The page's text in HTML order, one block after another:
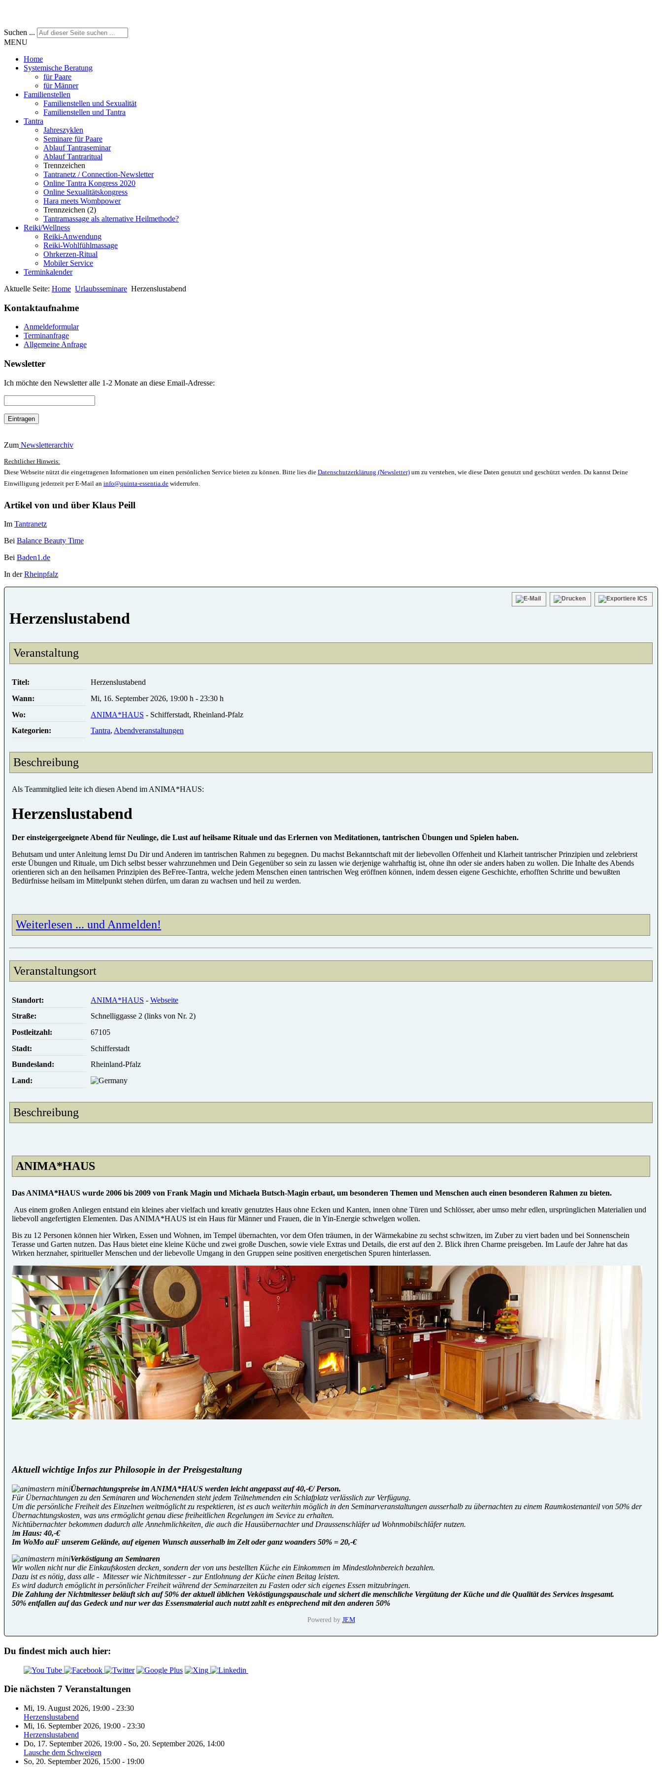
Suchen ...
MENU
Home
Systemische Beratung
für Paare
für Männer
Familienstellen
Familienstellen und Sexualität
Familienstellen und Tantra
Tantra
Jahreszyklen
Seminare für Paare
Ablauf Tantraseminar
Ablauf Tantraritual
Trennzeichen
Tantranetz / Connection-Newsletter
Online Tantra Kongress 2020
Online Sexualitätskongress
Hara meets Wombpower
Trennzeichen (2)
Tantramassage als alternative Heilmethode?
Reiki/Wellness
Reiki-Anwendung
Reiki-Wohlfühlmassage
Ohrkerzen-Ritual
Mobiler Service
Terminkalender
Aktuelle Seite: Home Urlaubsseminare Herzenslustabend
Kontaktaufnahme
Anmeldeformular
Terminanfrage
Allgemeine Anfrage
Newsletter
Ich möchte den Newsletter alle 1-2 Monate an diese Email-Adresse:
Zum Newsletterarchiv
Rechtlicher Hinweis:
Diese Webseite nützt die eingetragenen Informationen um einen persönlichen Service bieten zu können. Bitte lies die Datenschutzerklärung (Newsletter) um zu verstehen, wie diese Daten genutzt und geschützt werden. Du kannst Deine
Einwilligung jederzeit per E-Mail an info@quinta-essentia.de widerrufen.
Artikel von und über Klaus Peill
Im Tantranetz
Bei Balance Beauty Time
Bei Baden1.de
In derRheinpfalz
Herzenslustabend
Veranstaltung
Titel:
Herzenslustabend
Wann:
Mi, 16. September 2026, 19:00 h - 23:30 h
Wo:
ANIMA*HAUS - Schifferstadt, Rheinland-Pfalz
Kategorien:
Tantra, Abendveranstaltungen
Beschreibung
Als Teammitglied leite ich diesen Abend im ANIMA*HAUS:
Herzenslustabend
Der einsteigergeeignete Abend für Neulinge, die Lust auf heilsame Rituale und das Erlernen von Meditationen, tantrischen Übungen und Spielen haben.
Behutsam und unter Anleitung lernst Du Dir und Anderen im tantrischen Rahmen zu begegnen. Du machst Bekanntschaft mit der liebevollen Offenheit und Klarheit tantrischer Prinzipien und zelebrierst
erste Übungen und Rituale, um Dich selbst besser wahrzunehmen und Dein Gegenüber so sein zu lassen wie derjenige wahrhaftig ist, ohne ihn oder sie anders haben zu wollen. Die Inhalte des Abends
orientieren sich an den heilsamen Prinzipien des BeFree-Tantra, welche jedem Menschen einen tantrischen Weg eröffnen können, indem dessen eigene Geschichte, erhofften Schritte und bewußten
Bedürfnisse heilsam im Mittelpunkt stehen dürfen, um daran zu wachsen und heil zu werden.
Weiterlesen ... und Anmelden!
Veranstaltungsort
Standort: ANIMA*HAUS - Webseite
Straße:
Schnelliggasse 2 (links von Nr. 2)
Postleitzahl:
67105
Stadt:
Schifferstadt
Bundesland:
Rheinland-Pfalz
Land:
Beschreibung
ANIMA*HAUS
Das ANIMA*HAUS wurde 2006 bis 2009 von Frank Magin und Michaela Butsch-Magin erbaut, um besonderen Themen und Menschen auch einen besonderen Rahmen zu bieten.
Aus einem großen Anliegen entstand ein kleines aber vielfach und kreativ genutztes Haus ohne Ecken und Kanten, innen ohne Türen und Schlösser, aber umso mehr edlen, ursprünglichen Materialien und
liebevoll angefertigten Elementen. Das ANIMA*HAUS ist ein Haus für Männer und Frauen, die in Yin-Energie schwelgen wollen.
Bis zu 12 Personen können hier Wirken, Essen und Wohnen, im Tempel übernachten, vor dem Ofen träumen, in der Wärmekabine zu sechst schwitzen, im Zuber zu viert baden und bei Sonnenschein
Terasse und Garten nutzen. Das Haus bietet eine kleine Küche und zwei große Duschen, sowie viele Extras und Details, die erst auf den 2. Blick ihren Charme preisgeben. Im Laufe der Jahre hat das
Wirken herznaher, spiritueller Menschen und der liebevolle Umgang in den Gruppen seine positiven energetischen Spuren hinterlassen.
Aktuell wichtige Infos zur Philosopie in der Preisgestaltung
Übernachtungspreise im ANIMA*HAUS werden leicht angepasst auf 40,-€/ Person.
Für Übernachtungen zu den Seminaren und Wochenenden steht jedem Teilnehmenden ein Schlafplatz verlässlich zur Verfügung.
Um die persönliche Freiheit des Einzelnen weitmöglicht zu respektieren, ist es auch weiterhin möglich in den Seminarveranstaltungen ausserhalb zu übernachten zu einem Raumkostenanteil von 50% der
Übernachtungskosten, was uns ermöglicht genau diese freiheitlichen Regelungen im Sevice zu erhalten.
Nichtübernachter bekommen dadurch alle Annehmlichkeiten, die auch die Hausübernachter und Draussenschläfer ud Wohnmobilschläfer nutzen.
Im Haus: 40,-€
Im WoMo auF unserem Gelände, auf eigenen Wunsch ausserhalb im Zelt oder ganz woanders 50% = 20,-€
Verköstigung an Seminaren
Wir wollen nicht nur die Einkaufskosten decken, sondern der von uns bestellten Küche ein Einkommen im Mindestlohnbereich bezahlen.
Dazu ist es nötig, dass alle - Mitesser wie Nichtmitesser - zur Entlohnung der Küche einen Beitag leisten.
Es wird dadurch emöglicht in persönlicher Freiheit während der Seminarzeiten zu Fasten oder sich eigenes Essen mitzubringen.
Die Zahlung der Nichtmitesser beläuft sich auf 50% der aktuell üblichen Veköstigungspauschale und sichert die menschliche Vergütung der Küche und die Qualität des Services insgesamt.
50% entfallen auf das Gedeck und nur wer das Essensmaterial auch nutzt zahlt es entsprechend mit den anderen 50%
Powered by JEM
Du findest mich auch hier:
Die nächsten 7 Veranstaltungen
Mi, 19. August 2026, 19:00 - 23:30
Herzenslustabend
Mi, 16. September 2026, 19:00 - 23:30
Herzenslustabend
Do, 17. September 2026, 19:00 - So, 20. September 2026, 14:00
Lausche dem Schweigen
So, 20. September 2026, 15:00 - 19:00